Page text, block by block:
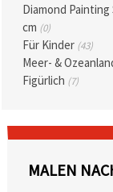
Diamond Painting
cm (0)
Für Kinder (43)
Meer- &
Figürlich (7)
MALEN